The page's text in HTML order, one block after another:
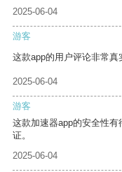
2025-06-04
游客
这款app的用户评论非常真
2025-06-04
游客
这款加速器app的安全性
证。
2025-06-04